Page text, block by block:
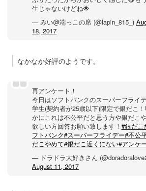
生じゃないけどね🌟
— みい@端っこの席 (@lapin_815_)
18, 2017
なかなか好評のようです。
再アンケート！
今日はソフトバンクのスーパーフライ
学生(契約者が25歳以下)限定で銀だこ！
かにこれは不公平だと思う方や銀だこ
欲しい方回答お願い致します！ #銀だこ
フトバンク#スーパーフライデー#不公
だこやめて#銀だこ近くにない#アンケ
— ドラドラ大好きさん
August 11, 2017